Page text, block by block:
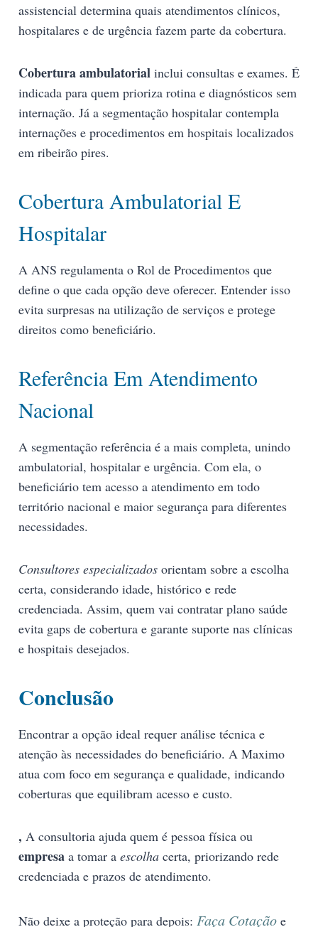
assistencial determina quais atendimentos clínicos,
hospitalares e de urgência fazem parte da cobertura.
Cobertura ambulatorial inclui consultas e exames. É
indicada para quem prioriza rotina e diagnósticos sem
internação. Já a segmentação hospitalar contempla
internações e procedimentos em hospitais localizados
em ribeirão pires.
Cobertura Ambulatorial E
Hospitalar
A ANS regulamenta o Rol de Procedimentos que
define o que cada opção deve oferecer. Entender isso
evita surpresas na utilização de serviços e protege
direitos como beneficiário.
Referência Em Atendimento
Nacional
A segmentação referência é a mais completa, unindo
ambulatorial, hospitalar e urgência. Com ela, o
beneficiário tem acesso a atendimento em todo
território nacional e maior segurança para diferentes
necessidades.
Consultores especializados orientam sobre a escolha
certa, considerando idade, histórico e rede
credenciada. Assim, quem vai contratar plano saúde
evita gaps de cobertura e garante suporte nas clínicas
e hospitais desejados.
Conclusão
Encontrar a opção ideal requer análise técnica e
atenção às necessidades do beneficiário. A Maximo
atua com foco em segurança e qualidade, indicando
coberturas que equilibram acesso e custo.
, A consultoria ajuda quem é pessoa física ou
empresa a tomar a escolha certa, priorizando rede
credenciada e prazos de atendimento.
Não deixe a proteção para depois: Faça Cotação e